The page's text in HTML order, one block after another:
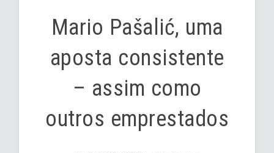
Mario Pašalić, uma
aposta consistente
– assim como
outros emprestados